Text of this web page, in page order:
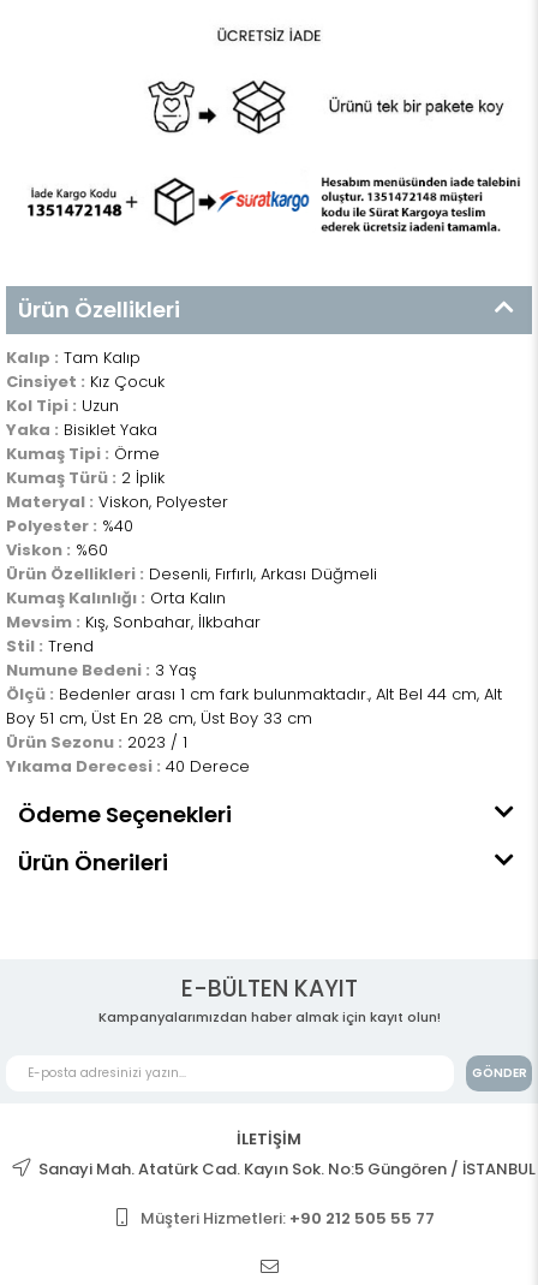
Ürün Özellikleri
Kalıp : Tam Kalıp
Cinsiyet : Kız Çocuk
Kol Tipi : Uzun
Yaka : Bisiklet Yaka
Kumaş Tipi : Örme
Kumaş Türü : 2 İplik
Materyal : Viskon, Polyester
Polyester : %40
Viskon : %60
Ürün Özellikleri : Desenli, Fırfırlı, Arkası Düğmeli
Kumaş Kalınlığı : Orta Kalın
Mevsim : Kış, Sonbahar, İlkbahar
Stil : Trend
Numune Bedeni : 3 Yaş
Ölçü : Bedenler arası 1 cm fark bulunmaktadır., Alt Bel 44 cm, Alt
Boy 51 cm, Üst En 28 cm, Üst Boy 33 cm
Ürün Sezonu : 2023 / 1
Yıkama Derecesi : 40 Derece
Ödeme Seçenekleri
Ürün Önerileri
E-BÜLTEN KAYIT
Kampanyalarımızdan haber almak için kayıt olun!
GÖNDER
İLETİŞİM
Sanayi Mah. Atatürk Cad. Kayın Sok. No:5 Güngören / İSTANBUL
Müşteri Hizmetleri: +90 212 505 55 77